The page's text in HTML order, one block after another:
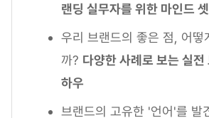
랜딩 실무자를 위한 마인드 셋
우리 브랜드의 좋은 점, 어떻
까? 다양한 사례로 보는 실전
하우
브랜드의 고유한 '언어'를 발